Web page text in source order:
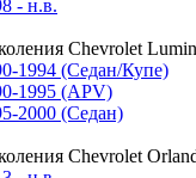
- н.в.
Chevrolet
1994 (Седан/Купе)
1995 (APV)
2000 (Седан)
Chevrolet